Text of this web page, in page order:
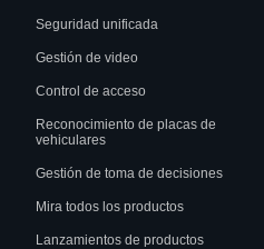
Seguridad unificada
Gestión de video
Control de acceso
Reconocimiento de placas de
vehiculares
Gestión de toma de decisiones
Mira todos los productos
Lanzamientos de productos